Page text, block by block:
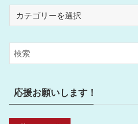
リ
ー
応援お願いします！